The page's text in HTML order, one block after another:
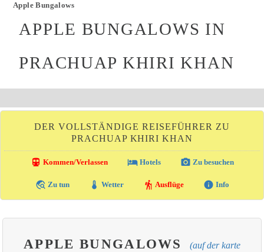
Apple Bungalows
APPLE BUNGALOWS IN
PRACHUAP KHIRI KHAN
DER VOLLSTÄNDIGE REISEFÜHRER ZU
PRACHUAP KHIRI KHAN
directions_transit Kommen/Verlassen local_hotelHotels photo_camera Zu besuchen
travel_explore Zu tun thermostat Wetter hiking Ausflüge info Info
APPLE BUNGALOWS (auf der karte